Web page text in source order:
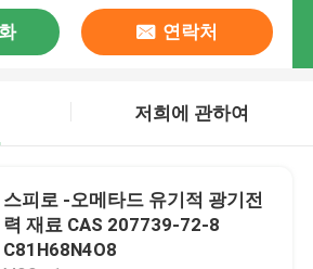
연락처
저희에 관하여
스피로 -오메타드 유기적 광기전
력 재료 CAS 207739-72-8
C81H68N4O8